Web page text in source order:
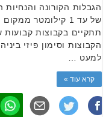
הגבלות הקורונה
של עד 1 קילומטר
תתקיים בקבוצות
הקבוצות וסימון פיזי
למעט …
קרא עוד »